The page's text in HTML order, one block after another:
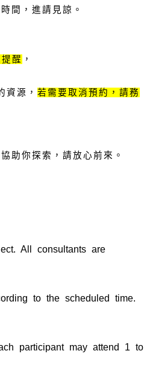
間，進請見諒。
醒 ，
資源， 若需要取消預約，請務
助你探索，請放心前來。
All consultants are
to the scheduled time.
participant may attend 1 to